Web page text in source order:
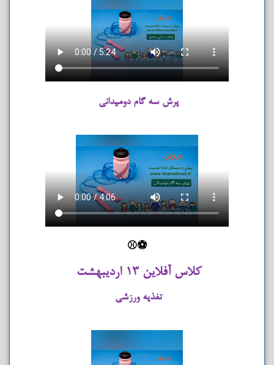
پرش سه گام دومیدانی
⚽⚾
کلاس آفلاین 13 اردیبهشت
تغذیه ورزشی